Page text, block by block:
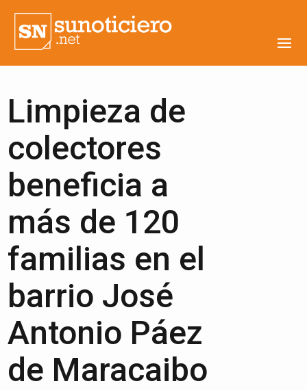
Limpieza de
colectores
beneficia a
más de 120
familias en el
barrio José
Antonio Páez
de Maracaibo